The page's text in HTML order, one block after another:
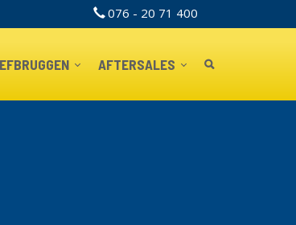
TOPBAR
076 - 20 71 400
AFTERSALES